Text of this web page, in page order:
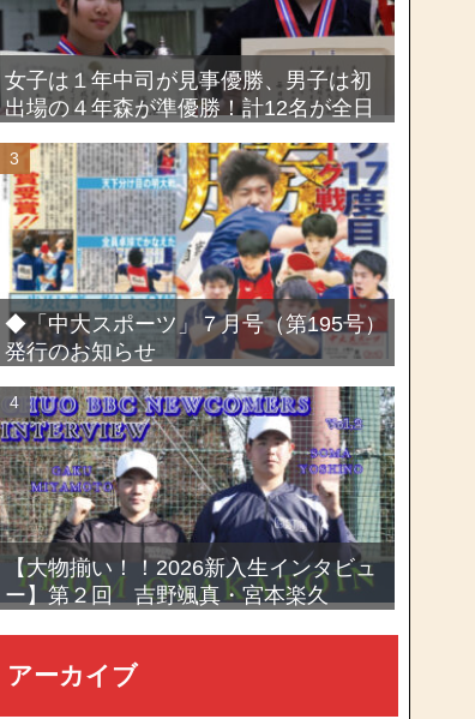
女子は１年中司が見事優勝、男子は初
出場の４年森が準優勝！計12名が全日
剣道選手権大会・第72回関東学生剣道
選手権大会
◆「中大スポーツ」７月号（第195号）
発行のお知らせ
【大物揃い！！2026新入生インタビュ
ー】第２回 吉野颯真・宮本楽久
アーカイブ